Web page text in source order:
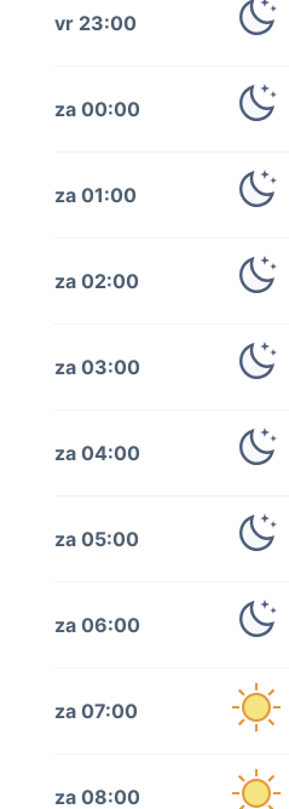
vr 23:00
za 00:00
za 01:00
za 02:00
za 03:00
za 04:00
za 05:00
za 06:00
za 07:00
za 08:00